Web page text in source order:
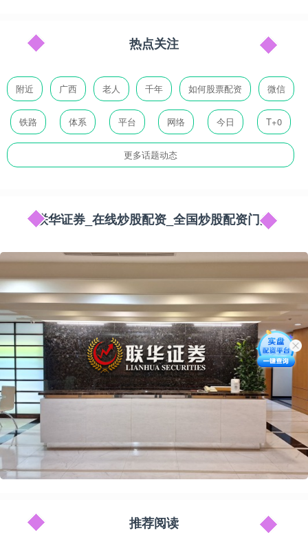
热点关注
附近 广西 老人 千年 如何股票配资 微信
铁路 体系 平台 网络 今日 T+0
更多话题动态
联华证券_在线炒股配资_全国炒股配资门户
推荐阅读